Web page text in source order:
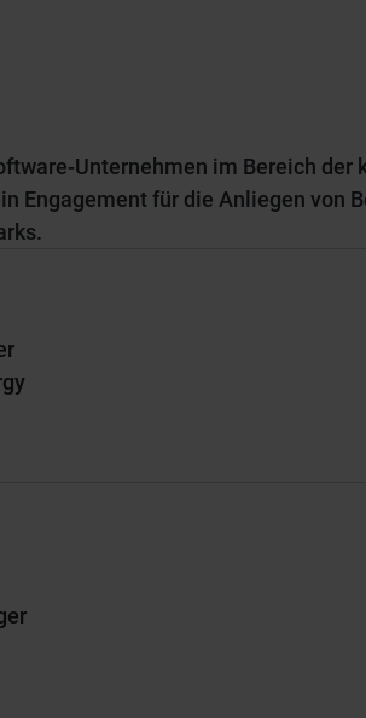
Unternehmen im Bereich der
Engagement für die Anliegen von
aus der später die Clean Energy
den Betrieb eines der ersten
u.a. das Business Development der
gründete er 2016 die node.energy